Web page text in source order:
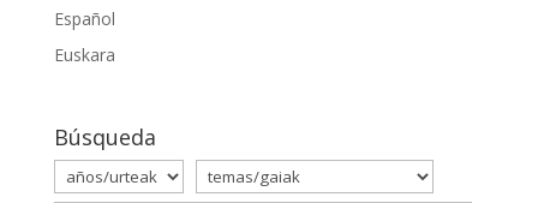
Español
Euskara
Búsqueda